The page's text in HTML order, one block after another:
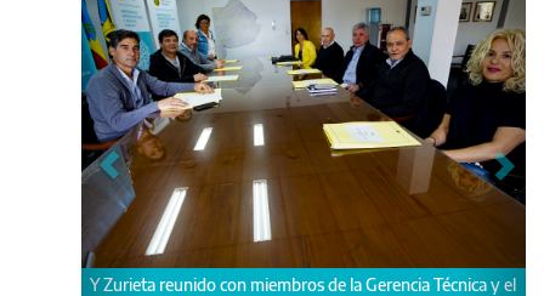
con miembros de la Gerencia Técnica y el
El jurado, luego de